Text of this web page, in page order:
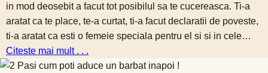
in mod deosebit a facut tot posibilul sa te cucereasca. Ti-a
aratat ca te place, te-a curtat, ti-a facut declaratii de poveste,
ti-a aratat ca esti o femeie speciala pentru el si si in cele…
Citeste mai mult . . .